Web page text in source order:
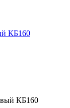
КБ160